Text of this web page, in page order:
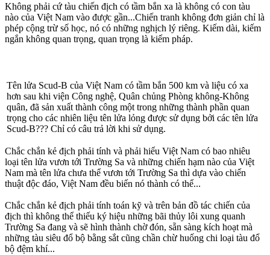
Không phải cứ tàu chiến địch có tầm bắn xa là không có con tàu
nào của Việt Nam vào được gần...Chiến tranh không đơn giản chỉ là
phép cộng trừ số học, nó có những nghịch lý riêng. Kiếm dài, kiếm
ngắn không quan trọng, quan trọng là kiếm pháp.
Tên lửa Scud-B của Việt Nam có tầm bắn 500 km và liệu có xa
hơn sau khi viện Công nghệ, Quân chủng Phòng không-Không
quân, đã sản xuất thành công một trong những thành phần quan
trọng cho các nhiên liệu tên lửa lỏng được sử dụng bởi các tên lửa
Scud-B??? Chỉ có câu trả lời khi sử dụng.
Chắc chắn kẻ địch phải tính và phải hiểu Việt Nam có bao nhiêu
loại tên lửa vươn tới Trường Sa và những chiến hạm nào của Việt
Nam mà tên lửa chưa thể vươn tới Trường Sa thì dựa vào chiến
thuật độc đáo, Việt Nam đều biến nó thành có thể...
Chắc chắn kẻ địch phải tính toán kỹ và trên bản đồ tác chiến của
địch thì không thể thiếu ký hiệu những bãi thủy lôi xung quanh
Trường Sa đang và sẽ hình thành chờ đón, sẵn sàng kích hoạt mà
những tàu siêu đổ bộ bằng sắt cũng chần chừ huống chi loại tàu đổ
bộ đệm khí...